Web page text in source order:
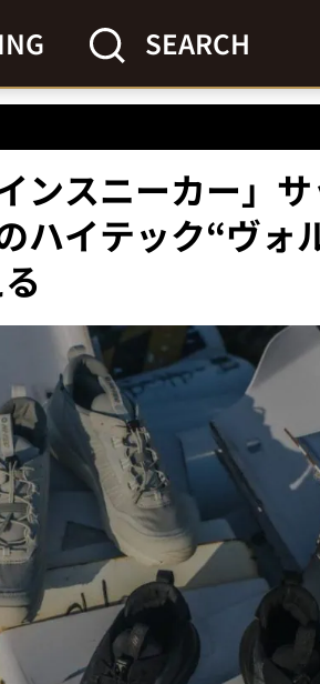
SEARCH
ンスニーカー」
ハイテック“ヴォ